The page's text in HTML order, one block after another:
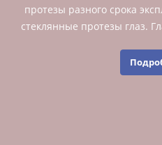
протезы разного срока
стеклянные протезы глаз.